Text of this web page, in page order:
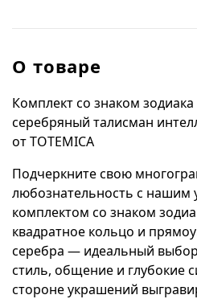
О товаре
Комплект со знаком
серебряный талисман
от TOTEMICA
Подчеркните свою
любознательность с нашим
комплектом со знаком
квадратное кольцо и
серебра — идеальный выбор
стиль, общение и глубокие
стороне украшений